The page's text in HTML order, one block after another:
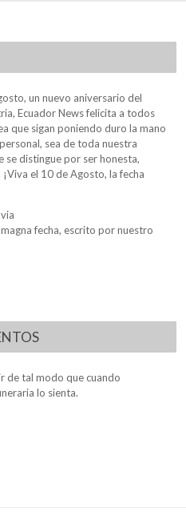
un nuevo aniversario del
Ecuador News felicita a todos
que sigan poniendo duro la mano
sea de toda nuestra
se distingue por ser honesta,
el 10 de Agosto, la fecha
fecha, escrito por nuestro
de tal modo que cuando
lo sienta.